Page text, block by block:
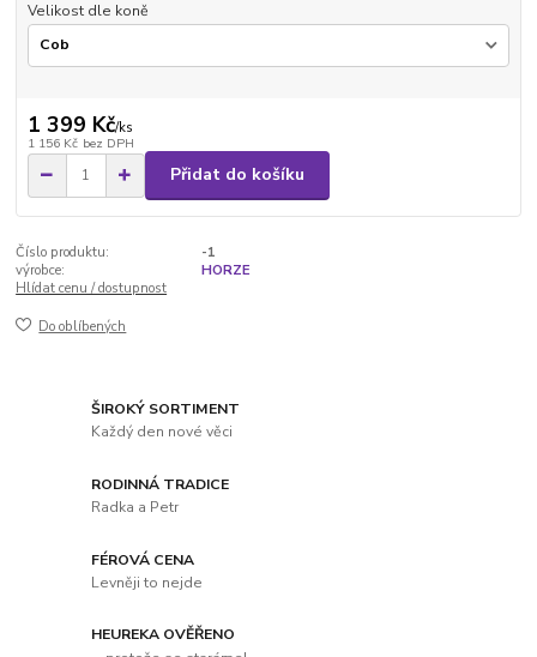
Velikost dle koně
1 399 Kč/ks
1 156 Kč bez DPH
Přidat do košíku
Číslo produktu:
-1
výrobce:
HORZE
Hlídat cenu / dostupnost
Do oblíbených
ŠIROKÝ SORTIMENT
Každý den nové věci
RODINNÁ TRADICE
Radka a Petr
FÉROVÁ CENA
Levněji to nejde
HEUREKA OVĚŘENO